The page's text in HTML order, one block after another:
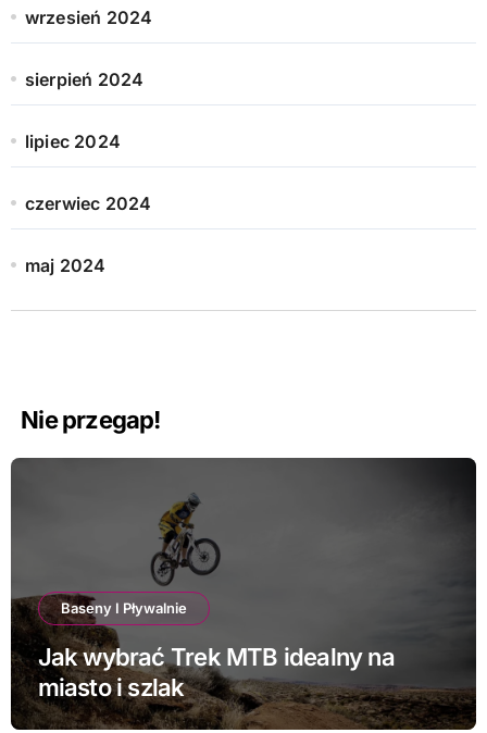
wrzesień 2024
sierpień 2024
lipiec 2024
czerwiec 2024
maj 2024
Nie przegap!
Baseny I Pływalnie
Jak wybrać Trek MTB idealny na
miasto i szlak